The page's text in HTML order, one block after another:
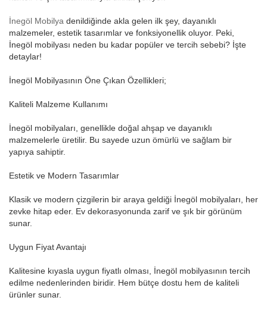
İnegöl Mobilya denildiğinde akla gelen ilk şey, dayanıklı
malzemeler, estetik tasarımlar ve fonksiyonellik oluyor. Peki,
İnegöl mobilyası neden bu kadar popüler ve tercih sebebi? İşte
detaylar!
İnegöl Mobilyasının Öne Çıkan Özellikleri;
Kaliteli Malzeme Kullanımı
İnegöl mobilyaları, genellikle doğal ahşap ve dayanıklı
malzemelerle üretilir. Bu sayede uzun ömürlü ve sağlam bir
yapıya sahiptir.
Estetik ve Modern Tasarımlar
Klasik ve modern çizgilerin bir araya geldiği İnegöl mobilyaları, her
zevke hitap eder. Ev dekorasyonunda zarif ve şık bir görünüm
sunar.
Uygun Fiyat Avantajı
Kalitesine kıyasla uygun fiyatlı olması, İnegöl mobilyasının tercih
edilme nedenlerinden biridir. Hem bütçe dostu hem de kaliteli
ürünler sunar.